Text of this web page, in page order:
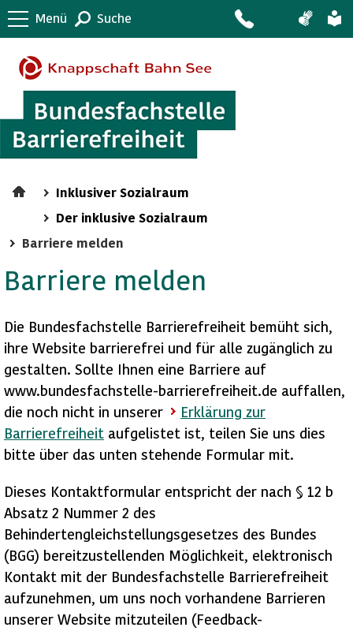
Menü Suche
Inklusiver Sozialraum
Der inklusive Sozialraum
Barriere melden
Barriere melden
Die Bundesfachstelle Barrierefreiheit bemüht sich,
ihre Website barrierefrei und für alle zugänglich zu
gestalten. Sollte Ihnen eine Barriere auf
www.bundesfachstelle-barrierefreiheit.de auffallen,
die noch nicht in unserer
Erklärung zur
Barrierefreiheit aufgelistet ist, teilen Sie uns dies
bitte über das unten stehende Formular mit.
Dieses Kontaktformular entspricht der nach § 12 b
Absatz 2 Nummer 2 des
Behindertengleichstellungsgesetzes des Bundes
(BGG) bereitzustellenden Möglichkeit, elektronisch
Kontakt mit der Bundesfachstelle Barrierefreiheit
aufzunehmen, um uns noch vorhandene Barrieren
unserer Website mitzuteilen (Feedback-